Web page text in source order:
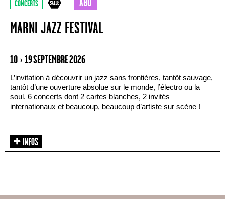
CONCERTS ABO
MARNI JAZZ FESTIVAL
10 › 19 SEPTEMBRE 2026
L’invitation à découvrir un jazz sans frontières, tantôt sauvage,
tantôt d’une ouverture absolue sur le monde, l’électro ou la
soul. 6 concerts dont 2 cartes blanches, 2 invités
internationaux et beaucoup, beaucoup d’artiste sur scène !